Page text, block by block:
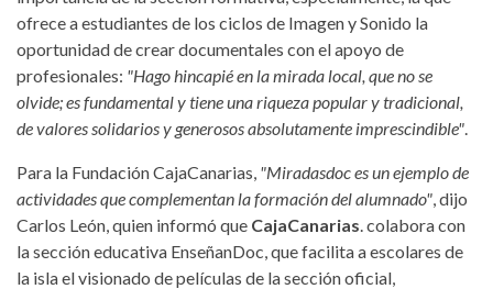
ofrece a estudiantes de los ciclos de Imagen y Sonido la
oportunidad de crear documentales con el apoyo de
profesionales: "Hago hincapié en la mirada local, que no se
olvide; es fundamental y tiene una riqueza popular y tradicional,
de valores solidarios y generosos absolutamente imprescindible".
Para la Fundación CajaCanarias, "Miradasdoc es un ejemplo de
actividades que complementan la formación del alumnado", dijo
Carlos León, quien informó que CajaCanarias. colabora con
la sección educativa EnseñanDoc, que facilita a escolares de
la isla el visionado de películas de la sección oficial,